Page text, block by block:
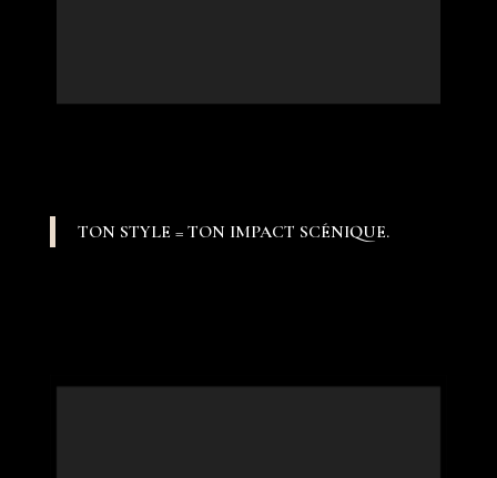
TON STYLE = TON IMPACT SCÉNIQUE.